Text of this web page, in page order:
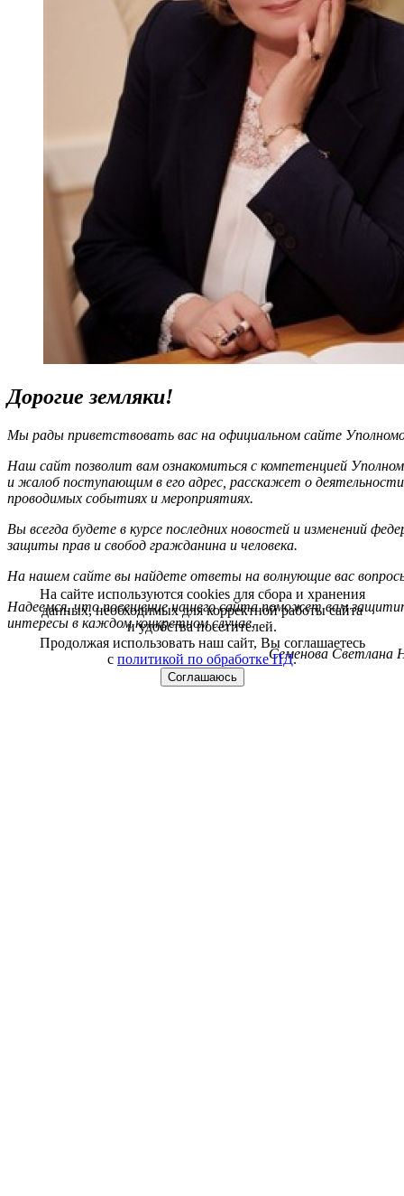
Дорогие земляки!
Мы рады приветствовать вас на официальном сайте
Наш сайт позволит вам ознакомиться с компетенцией
и жалоб поступающим в его адрес, расскажет о
проводимых событиях и мероприятиях.
Вы всегда будете в курсе последних новостей и изменений
защиты прав и свобод гражданина и человека.
На нашем сайте вы найдете ответы на волнующие вас
Надеемся, что посещение нашего сайта поможет вам
интересы в каждом конкретном случае.
Семенова Светлана
На сайте используются cookies для сбора и хранения
данных, необходимых для корректной работы сайта
и удобства посетителей.
Продолжая использовать наш сайт, Вы соглашаетесь
с политикой по обработке ПД.
Соглашаюсь